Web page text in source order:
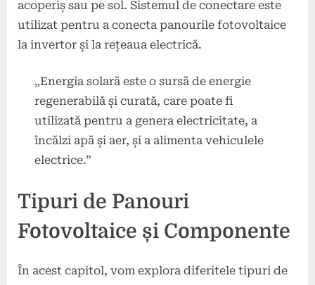
acoperiș sau pe sol. Sistemul de conectare este
utilizat pentru a conecta panourile fotovoltaice
la invertor și la rețeaua electrică.
„Energia solară este o sursă de energie
regenerabilă și curată, care poate fi
utilizată pentru a genera electricitate, a
încălzi apă și aer, și a alimenta vehiculele
electrice.”
Tipuri de Panouri
Fotovoltaice și Componente
În acest capitol, vom explora diferitele tipuri de